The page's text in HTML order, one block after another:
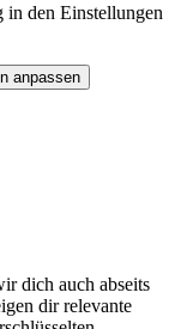
den Einstellungen
anpassen
dich auch abseits
dir relevante